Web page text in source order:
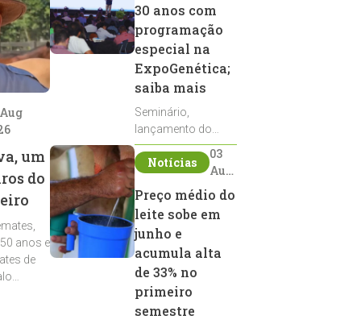
um
do
anos e
de
30 anos com
programação
especial na
ExpoGenética;
saiba mais
Seminário,
lançamento do
Sumário de Touros,
debates, podcast,
reprodutores e
homenagens
integram a
programação da
entidade durante a
ExpoGenética 2026
Notícias
03
Aug
2026
Preço médio do
leite sobe em
junho e
acumula alta
de 33% no
primeiro
semestre